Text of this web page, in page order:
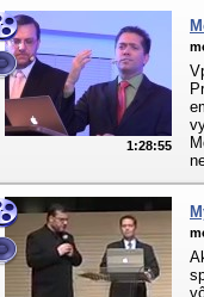
1:28:55